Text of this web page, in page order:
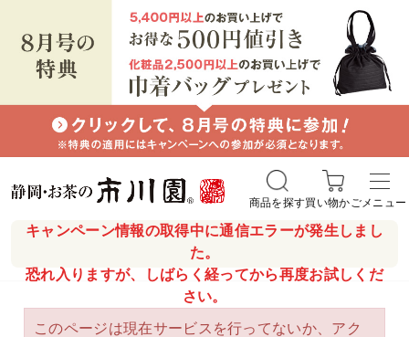
キャンペーン情報の取得中に通信エラーが発生しまし
た。
恐れ入りますが、しばらく経ってから再度お試しくだ
さい。
商品を探す買い物かごメニュー
このページは現在サービスを行ってないか、アク